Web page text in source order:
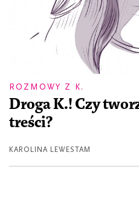
ROZMOWY Z K.
Droga K.! Czy
treści?
KAROLINA LEWESTAM